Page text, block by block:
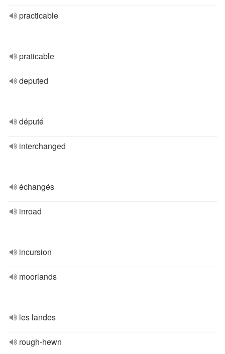
practicable
praticable
deputed
député
interchanged
échangés
inroad
incursion
moorlands
les landes
rough-hewn